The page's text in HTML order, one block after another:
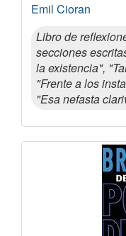
Emil Cioran
Libro de
secciones
la existencia",
"Frente a los
"Esa nefasta